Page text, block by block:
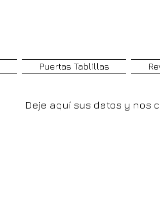
Puertas Tablillas
Deje aquí sus datos y nos